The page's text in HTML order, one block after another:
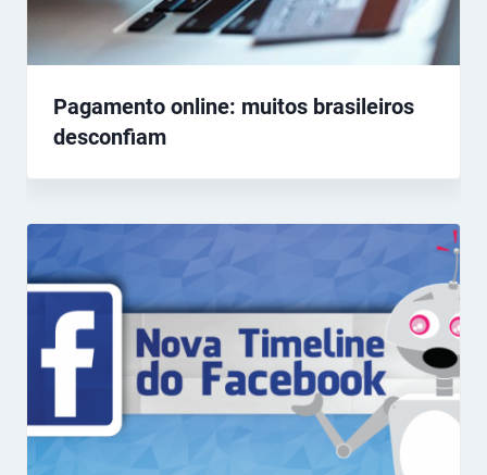
Pagamento online: muitos brasileiros
desconfiam